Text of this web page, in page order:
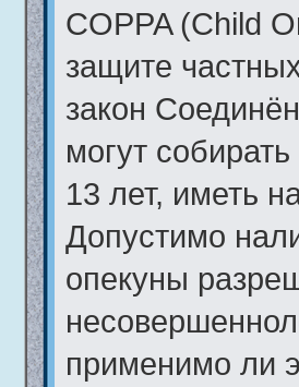
COPPA (Child
защите
закон
могут
13 лет, иметь
Допустимо
опекуны
применимо ли